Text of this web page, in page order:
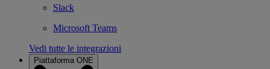
Slack
Microsoft Teams
Vedi tutte le integrazioni
Piattaforma ONE